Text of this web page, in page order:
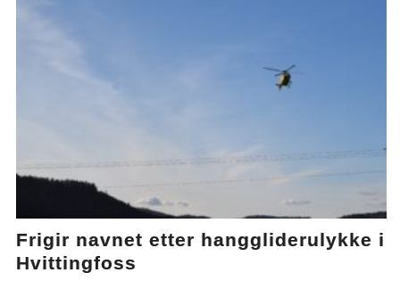
Frigir navnet etter hanggliderulykke i
Hvittingfoss